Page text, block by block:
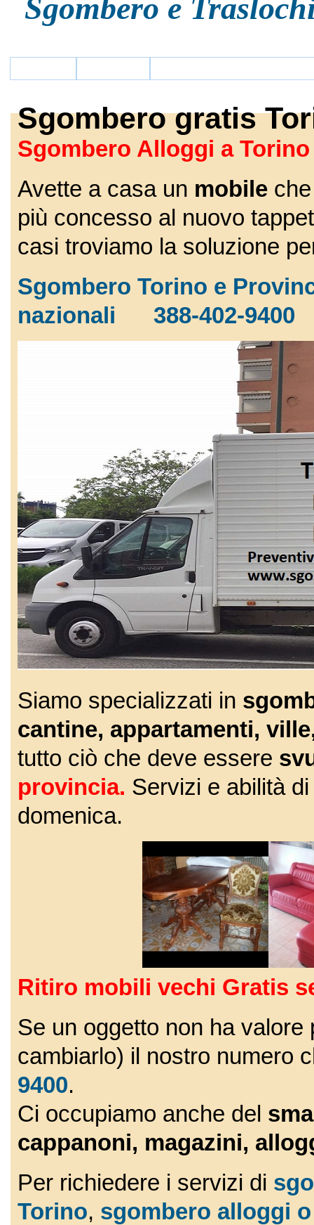
Sgombero e
Sgombero gratis
Sgombero Alloggi a Torino
Avette a casa un mobile
più concesso al nuovo
casi troviamo la soluzione
Sgombero Torino e
nazionali
388-402-9400
Siamo specializzati in
cantine, appartamenti,
tutto ciò che deve essere
provincia. Servizi e abilità
domenica.
Ritiro mobili vechi Gratis
Se un oggetto non ha
cambiarlo) il nostro numero
9400.
Ci occupiamo anche del
cappanoni, magazini,
Per richiedere i servizi di
Torino, sgombero alloggi